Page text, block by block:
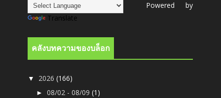
Powered by
Translate
คลังบทความของบล็อก
▼ 2026(166)
►08/02 - 08/09(1)